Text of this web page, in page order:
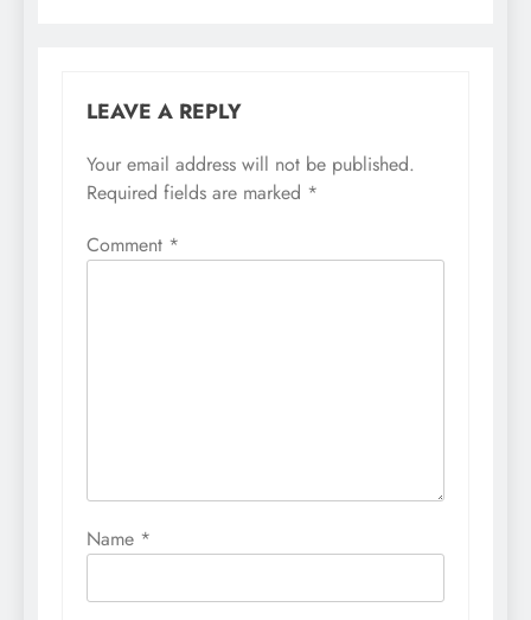
LEAVE A REPLY
Your email address will not be published.
Required fields are marked *
Comment *
Name *